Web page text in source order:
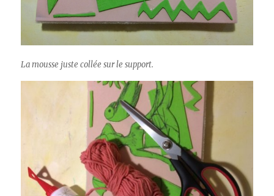
La mousse juste collée sur le support.